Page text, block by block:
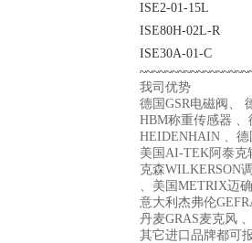
ISE2-01-15L
ISE80H-02L-R
ISE30A-01-C
我司优势
德国GSR电磁阀、
HBM称重传感器
HEIDENHAIN 、德
美国AI-TEK阿泰克
克森WILKERSON
、美国METRIX迈确
意大利杰弗伦
丹麦GRAS麦克风
其它进口品牌都可